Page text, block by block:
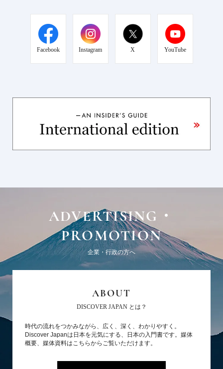
Facebook Instagram X YouTube
ADVERTISING・
PROMOTION
企業・行政の方へ
ABOUT
DISCOVER JAPAN とは？
時代の流れをつかみながら、広く、深く、わかりやすく。
Discover Japanは日本を元気にする、日本の入門書です。媒体
概要、媒体資料はこちらからご覧いただけます。